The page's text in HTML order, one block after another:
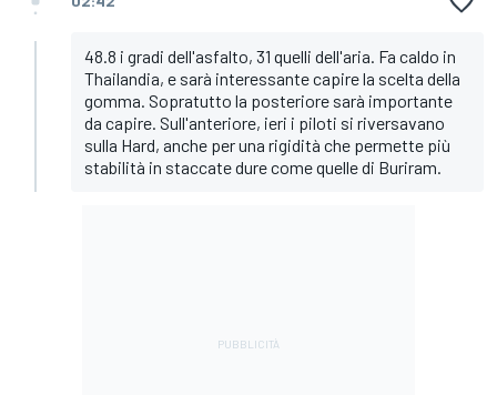
48.8 i gradi dell'asfalto, 31 quelli dell'aria. Fa caldo in
Thailandia, e sarà interessante capire la scelta della
gomma. Sopratutto la posteriore sarà importante
da capire. Sull'anteriore, ieri i piloti si riversavano
sulla Hard, anche per una rigidità che permette più
stabilità in staccate dure come quelle di Buriram.